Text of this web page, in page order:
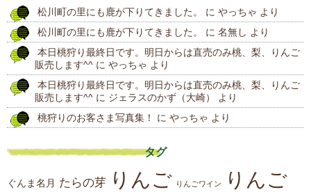
投
稿
松川町の里にも鹿が下りてきました。 に やっちゃ より
松川町の里にも鹿が下りてきました。
に 名無し より
本日桃狩り最終日です。明日からは直売のみ桃、梨、りんご
販売します^^ に やっちゃ より
本日桃狩り最終日です。明日からは直売のみ桃、梨、りんご
販売します^^ に ジェラスのかず（大崎）
より
桃狩りのお客さま写真集！
に やっちゃ より
タグ
ぐんま名月 たらの芽 りんご りんごワイン
りんご